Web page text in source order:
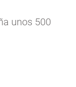
unos 500